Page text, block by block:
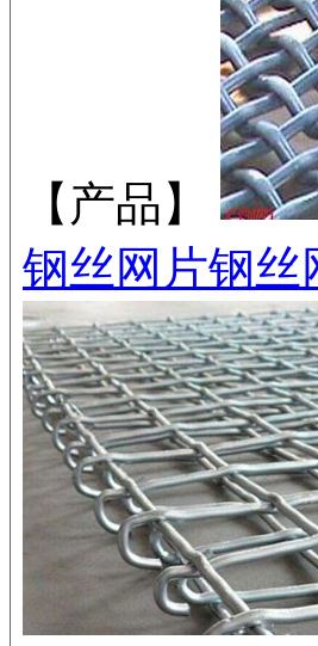
【产品】
钢丝网片钢丝